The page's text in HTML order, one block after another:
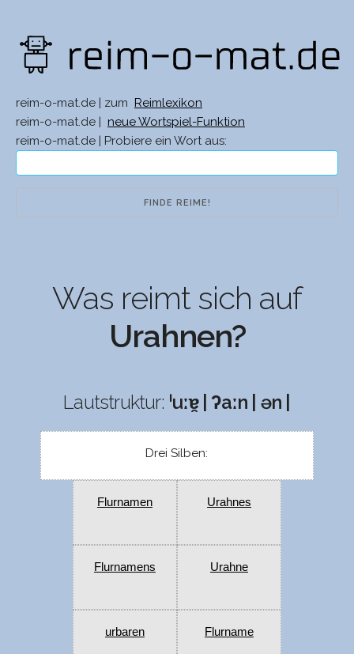
reim-o-mat.de | zum
Reimlexikon
reim-o-mat.de |
neue Wortspiel-Funktion
reim-o-mat.de | Probiere ein Wort aus:
Was reimt sich auf
Urahnen?
Lautstruktur: ˈuːɐ̯ | ʔaːn | ən |
Drei Silben:
Flurnamen Urahnes
Flurnamens Urahne
urbaren Flurname